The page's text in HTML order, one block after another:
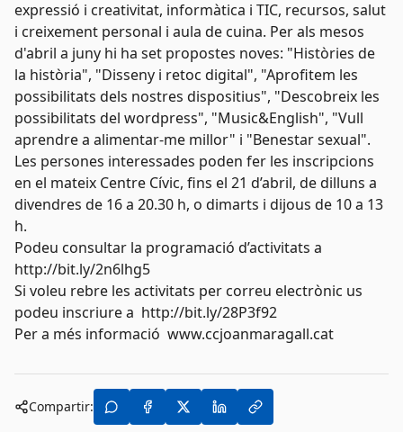
expressió i creativitat, informàtica i TIC, recursos, salut
i creixement personal i aula de cuina. Per als mesos
d'abril a juny hi ha set propostes noves: "Històries de
la història", "Disseny i retoc digital", "Aprofitem les
possibilitats dels nostres dispositius", "Descobreix les
possibilitats del wordpress", "Music&English", "Vull
aprendre a alimentar-me millor" i "Benestar sexual".
Les persones interessades poden fer les inscripcions
en el mateix Centre Cívic, fins el 21 d’abril, de dilluns a
divendres de 16 a 20.30 h, o dimarts i dijous de 10 a 13
h.
Podeu consultar la programació d’activitats a
http://bit.ly/2n6lhg5
Si voleu rebre les activitats per correu electrònic us
podeu inscriure a http://bit.ly/28P3f92
Per a més informació www.ccjoanmaragall.cat
Compartir: